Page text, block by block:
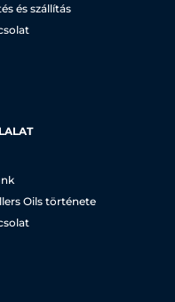
és szállítás
Oils története